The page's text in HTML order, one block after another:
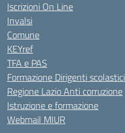
Iscrizioni On Line
Invalsi
Comune
KEYref
TFA e PAS
Formazione Dirigenti scolastici
Regione Lazio Anti corruzione
Istruzione e formazione
Webmail MIUR